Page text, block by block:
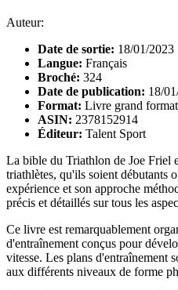
Auteur:
Date de sortie: 18/01/2023
Langue: Français
Broché: 324
Date de publication: 18/
Format: Livre grand format
ASIN: 2378152914
Éditeur: Talent Sport
La bible du Triathlon de Joe Friel
triathlètes, qu'ils soient débutants
expérience et son approche
précis et détaillés sur tous les
Ce livre est remarquablement
d'entraînement conçus pour
vitesse. Les plans d'entraînement
aux différents niveaux de forme